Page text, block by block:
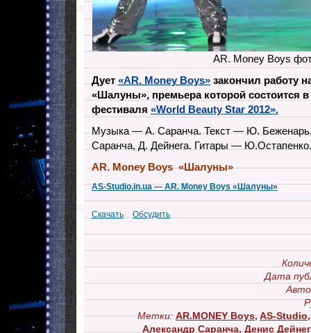
AR. Money Boys
Дует «AR. Money Boys» закончил работу
«Шалуны», премьера которой состоится
фестиваля «World Beauty Star 2012».
Музыка — А. Саранча. Текст — Ю.
Саранча, Д. Дейнега. Гитары — Ю.Остапенко.
AR. Money Boys «Шалуны»
AS-Studio.in.ua — AR. Money Boys «Шалуны»
Скачать Обсудить
Дата
Метки: AR.MONEY Boys,AS-Studio
Александр Саранча, Денис